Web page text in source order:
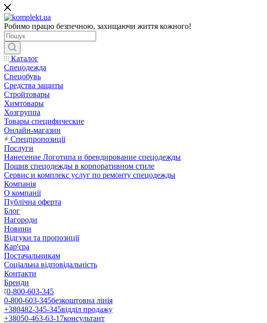
Робимо працю безпечною, захищаючи життя кожного!
Каталог
Спецодежда
Спецобувь
Средства защиты
Стройтовары
Химтовары
Хозгруппа
Товары специфические
Онлайн-магазин
Спецпропозиції
Послуги
Нанесение Логотипа и брендирование спецодежды
Пошив спецодежды в корпоративном стиле
Сервис и комплекс услуг по ремонту спецодежды
Компанія
О компанії
Публічна оферта
Блог
Нагороди
Новини
Відгуки та пропозиції
Кар'єра
Постачальникам
Соціальна відповідальність
Контакти
Бренди
0-800-603-345
0-800-603-345безкоштовна лінія
+380482-345-345відділ продажу
+38050-463-63-17консультант